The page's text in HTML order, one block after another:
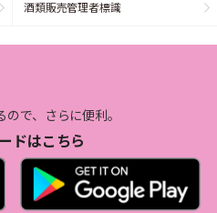
酒類販売管理者標識
で、さらに便利。
ドはこちら